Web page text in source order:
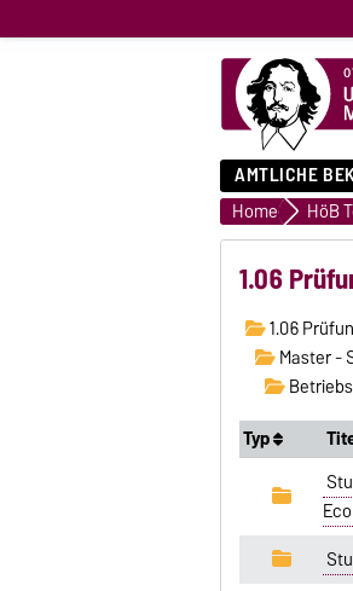
AMTLICHE
Home HöB
1.06
1.06
Master -
Typ